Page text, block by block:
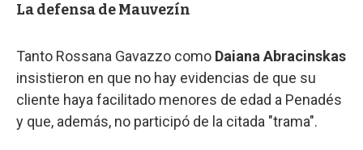
La defensa de Mauvezín
Tanto Rossana Gavazzo como Daiana Abracinskas
insistieron en que no hay evidencias de que su
cliente haya facilitado menores de edad a Penadés
y que, además, no participó de la citada "trama".